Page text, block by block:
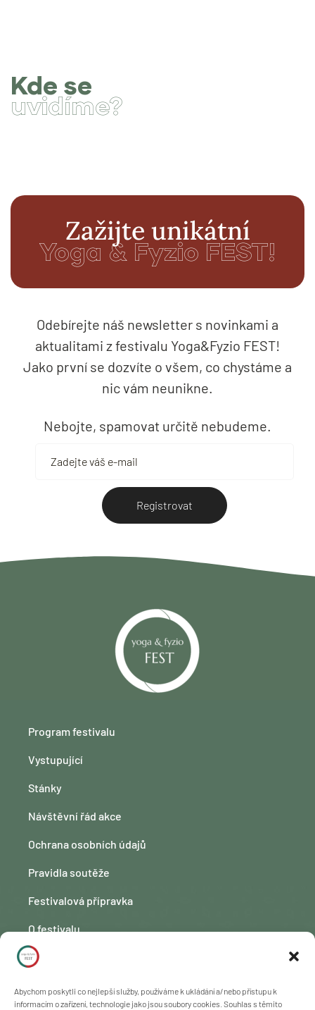
Abychom poskytli co nejlepší služby, používáme k ukládání a/nebo přístupu k
informacím o zařízení, technologie jako jsou soubory cookies. Souhlas s těmito
Kde se
uvidíme?
Zažijte unikátní
Yoga & Fyzio FEST!
Odebírejte náš newsletter s novinkami a
aktualitami z festivalu Yoga&Fyzio FEST!
Jako první se dozvíte o všem, co chystáme a
nic vám neunikne.
Nebojte, spamovat určitě nebudeme.
Registrovat
Program festivalu
Vystupující
Stánky
Návštěvní řád akce
Ochrana osobních údajů
Pravidla soutěže
Festivalová přípravka
O festivalu
Kontakt